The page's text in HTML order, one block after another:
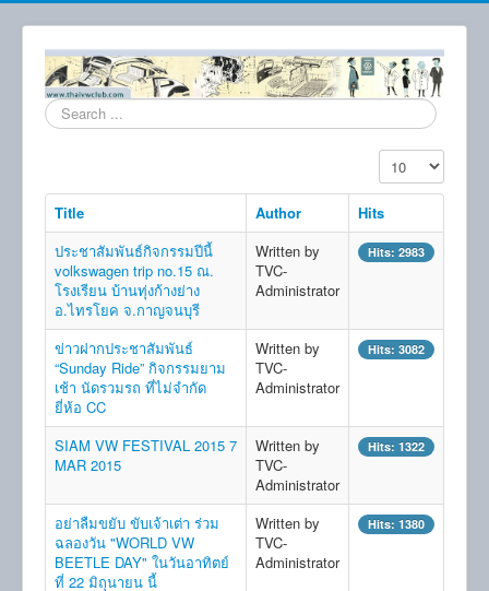
Search
...
Display #
Title Author
Hits
ประชาสัมพันธ์กิจกรรมปีนี้
volkswagen trip no.15 ณ.
โรงเรียน บ้านทุ่งก้างย่าง
อ.ไทรโยค จ.กาญจนบุรี
Written by
TVC-
Administrator
Hits: 2983
ข่าวฝากประชาสัมพันธ์
“Sunday Ride” กิจกรรมยาม
เช้า นัดรวมรถ ที่ไม่จำกัด
ยี่ห้อ CC
Written by
TVC-
Administrator
Hits: 3082
SIAM VW FESTIVAL 2015 7
MAR 2015
Written by
TVC-
Administrator
Hits: 1322
อย่าลืมขยับ ขับเจ้าเต่า ร่วม
ฉลองวัน "WORLD VW
BEETLE DAY" ในวันอาทิตย์
ที่ 22 มิถุนายน นี้
Written by
TVC-
Administrator
Hits: 1380